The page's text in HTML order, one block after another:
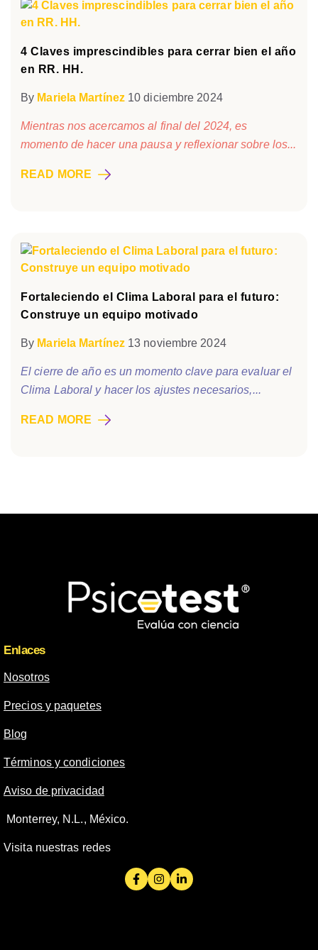
4 Claves imprescindibles para cerrar bien el año
en RR. HH.
By Mariela Martínez 10 diciembre 2024
Mientras nos acercamos al final del 2024, es
momento de hacer una pausa y reflexionar sobre los...
READ MORE
Fortaleciendo el Clima Laboral para el futuro:
Construye un equipo motivado
By Mariela Martínez 13 noviembre 2024
El cierre de año es un momento clave para evaluar el
Clima Laboral y hacer los ajustes necesarios,...
READ MORE
Enlaces
Nosotros
Precios y paquetes
Blog
Términos y condiciones
Aviso de privacidad
Monterrey, N.L., México.
Visita nuestras redes